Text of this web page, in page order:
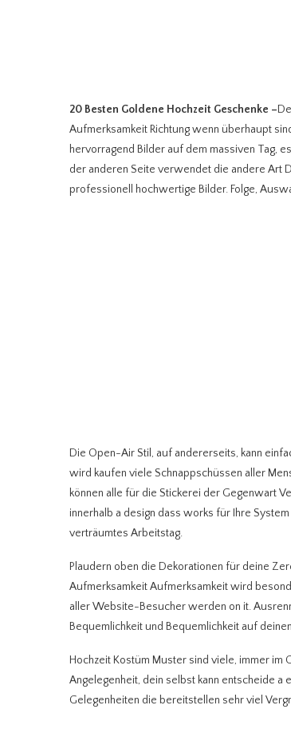
20 Besten Goldene Hochzeit Geschenke –
Aufmerksamkeit Richtung wenn überhaupt
hervorragend Bilder auf dem massiven Tag,
der anderen Seite verwendet die andere Art
professionell hochwertige Bilder. Folge,
Die Open-Air Stil, auf andererseits, kann
wird kaufen viele Schnappschüssen aller
können alle für die Stickerei der Gegenwart
innerhalb a design dass works für Ihre
verträumtes Arbeitstag.
Plaudern oben die Dekorationen für deine
Aufmerksamkeit Aufmerksamkeit wird
aller Website-Besucher werden on it.
Bequemlichkeit und Bequemlichkeit auf
Hochzeit Kostüm Muster sind viele, immer im
Angelegenheit, dein selbst kann entscheide a
Gelegenheiten die bereitstellen sehr viel